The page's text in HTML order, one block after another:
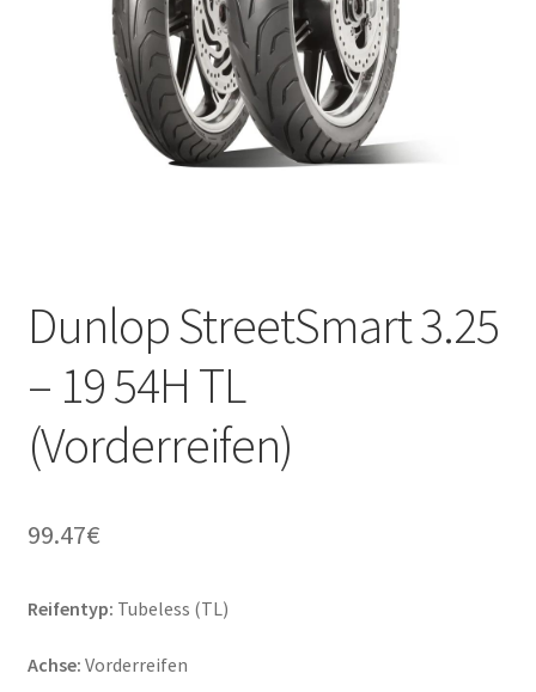
Dunlop StreetSmart 3.25
– 19 54H TL
(Vorderreifen)
99.47€
Reifentyp: Tubeless (TL)
Achse: Vorderreifen